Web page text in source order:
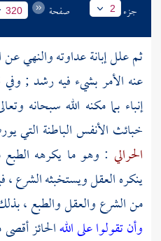
جزء 2 صفحة 320
ثم علل إبانة عداوته والنهي عن
عنه الأمر بشيء فيه رشد ;
إنباء بما مكنه الله سبحانه
خبائث الأنفس الباطنة التي
الحرالي : وهو ما يكرهه الطبع
ينكره العقل ويستخبثه الشرع ،
من الشرع والعقل والطبع ،
وأن تقولوا على اللهالحائز